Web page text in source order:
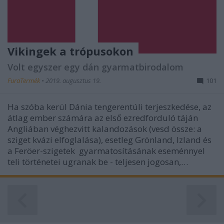
Vikingek a trópusokon
Volt egyszer egy dán gyarmatbirodalom
FuraTermék • 2019. augusztus 19. 101
Ha szóba kerül Dánia tengerentúli terjeszkedése, az
átlag ember számára az első ezredforduló táján
Angliában véghezvitt kalandozások (vesd össze: a
sziget kvázi elfoglalása), esetleg Grönland, Izland és
a Feröer-szigetek gyarmatosításának eseménnyel
teli történetei ugranak be - teljesen jogosan,…